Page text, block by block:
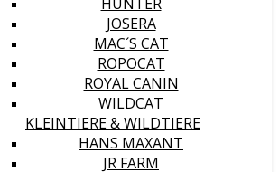
JOSERA
MAC´S CAT
ROPOCAT
ROYAL CANIN
WILDCAT
KLEINTIERE & WILDTIERE
HANS MAXANT
JR FARM